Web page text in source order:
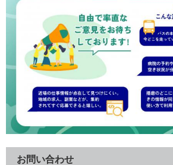
お問い合わせ